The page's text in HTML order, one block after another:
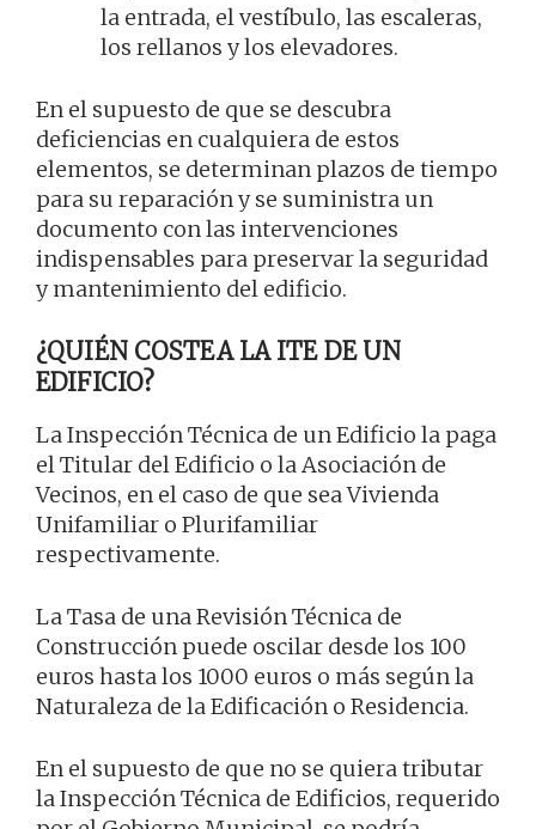
la entrada, el vestíbulo, las escaleras,
los rellanos y los elevadores.
En el supuesto de que se descubra
deficiencias en cualquiera de estos
elementos, se determinan plazos de tiempo
para su reparación y se suministra un
documento con las intervenciones
indispensables para preservar la seguridad
y mantenimiento del edificio.
¿QUIÉN COSTEA LA ITE DE UN
EDIFICIO?
La Inspección Técnica de un Edificio la paga
el Titular del Edificio o la Asociación de
Vecinos, en el caso de que sea Vivienda
Unifamiliar o Plurifamiliar
respectivamente.
La Tasa de una Revisión Técnica de
Construcción puede oscilar desde los 100
euros hasta los 1000 euros o más según la
Naturaleza de la Edificación o Residencia.
En el supuesto de que no se quiera tributar
la Inspección Técnica de Edificios, requerido